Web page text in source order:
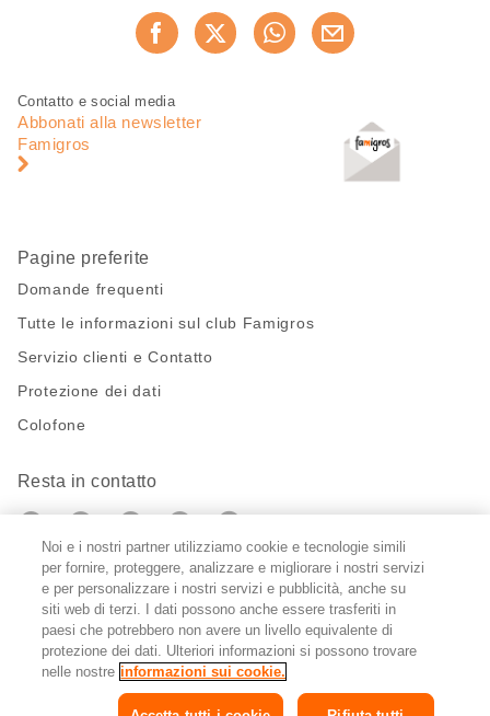
Consiglia ora
Piè
pagina
Navigazione
pagina
Contatto e social media
Abbonati alla newsletter
Famigros
Pagine preferite
Domande frequenti
Tutte le informazioni sul club Famigros
Servizio clienti e Contatto
Protezione dei dati
Colofone
Resta in contatto
https://twitter.com/migros?
https://www.youtube.com/user/
PinterestInstagram
Impostazioni cookie
FR IT
Noi e i nostri partner utilizziamo cookie e tecnologie simili
per fornire, proteggere, analizzare e migliorare i nostri servizi
e per personalizzare i nostri servizi e pubblicità, anche su
siti web di terzi. I dati possono anche essere trasferiti in
paesi che potrebbero non avere un livello equivalente di
protezione dei dati. Ulteriori informazioni si possono trovare
nelle nostre informazioni sui cookie.